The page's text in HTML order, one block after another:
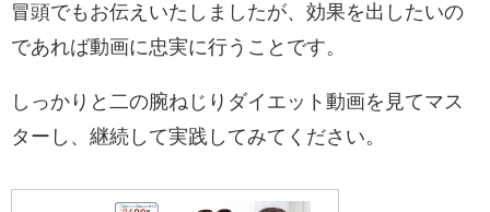
冒頭でもお伝えいたしましたが、効果を出したいの
であれば動画に忠実に行うことです。
しっかりと二の腕ねじりダイエット動画を見てマス
ターし、継続して実践してみてください。